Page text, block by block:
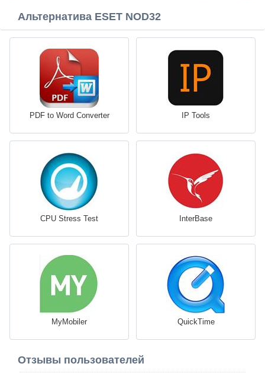
Альтернатива ESET NOD32
PDF to Word Converter IP Tools
CPU Stress Test InterBase
MyMobiler QuickTime
Отзывы пользователей